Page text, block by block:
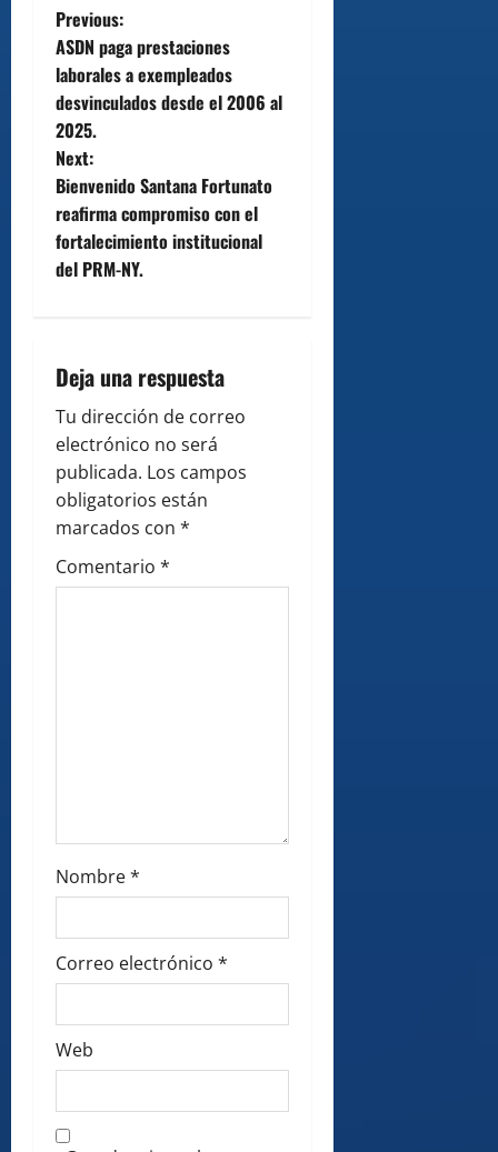
P
o
s
t
n
a
g
a
t
i
o
Previous:
ASDN paga prestaciones
laborales a exempleados
desvinculados desde el 2006 al
2025.
Next:
Bienvenido Santana Fortunato
reafirma compromiso con el
fortalecimiento institucional
del PRM-NY.
Deja una respuesta
Tu dirección de correo
electrónico no será
publicada. Los campos
obligatorios están
marcados con *
Comentario *
Nombre*
Correo electrónico *
Web